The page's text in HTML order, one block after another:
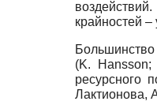
крайностей
Большинство
(K.
ресурсного
Лактионова,